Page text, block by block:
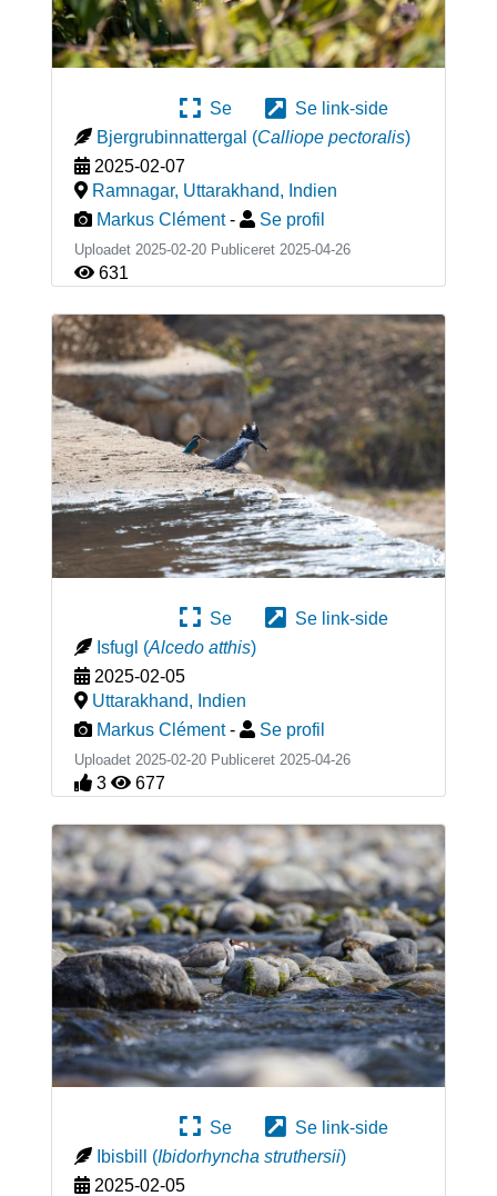
Se
Se link-side
Bjergrubinnattergal (Calliope pectoralis)
2025-02-07
Ramnagar, Uttarakhand, Indien
Markus Clément - Se profil
Uploadet 2025-02-20 Publiceret 2025-04-26
631
Se
Se link-side
Isfugl (Alcedo atthis)
2025-02-05
Uttarakhand, Indien
Markus Clément - Se profil
Uploadet 2025-02-20 Publiceret 2025-04-26
3 677
Se
Se link-side
Ibisbill
(Ibidorhyncha struthersii)
2025-02-05